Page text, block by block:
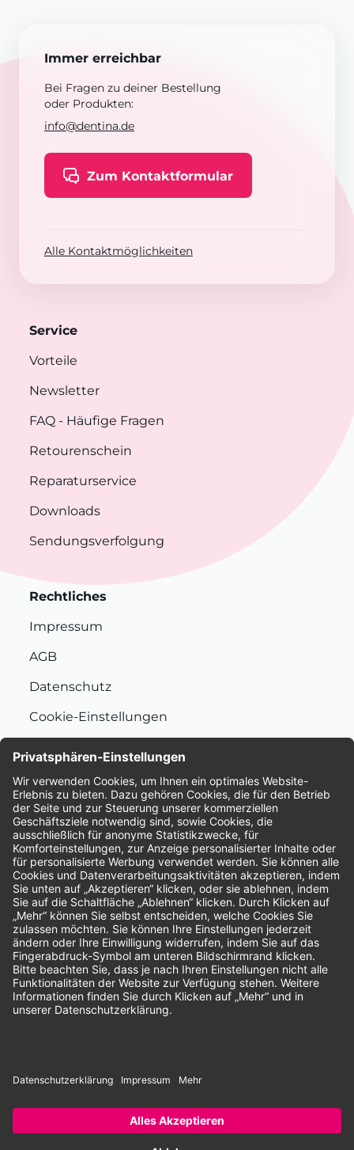
Immer erreichbar
Bei Fragen zu deiner Bestellung
oder Produkten:
info@dentina.de
Zum Kontaktformular
Alle Kontaktmöglichkeiten
Service
Vorteile
Newsletter
FAQ - Häufige Fragen
Retourenschein
Reparaturservice
Downloads
Sendungsverfolgung
Rechtliches
Impressum
AGB
Datenschutz
Cookie-Einstellungen
Bewertungen
Unsere Zahlungsarten:
Rechnung SEPA-Lastschrift Vorkasse